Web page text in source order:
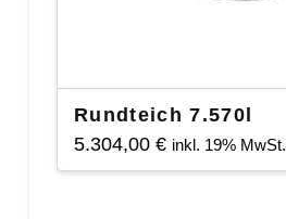
Rundteich 7.570l
5.304,00 € inkl. 19% MwSt.